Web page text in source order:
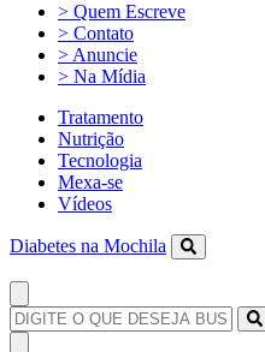
> Quem Escreve
> Contato
> Anuncie
> Na Mídia
Tratamento
Nutrição
Tecnologia
Mexa-se
Vídeos
Diabetes na Mochila